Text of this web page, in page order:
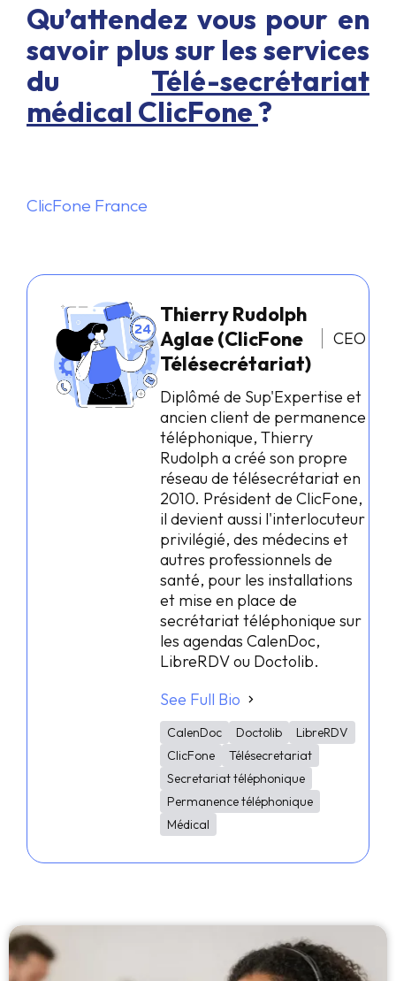
Qu’attendez vous pour en
savoir plus sur les services
du
Télé-secrétariat
médical ClicFone?
ClicFone France
Thierry Rudolph
Aglae (ClicFone
Télésecrétariat)
CEO
Diplômé de Sup'Expertise et
ancien client de permanence
téléphonique, Thierry
Rudolph a créé son propre
réseau de télésecrétariat en
2010. Président de ClicFone,
il devient aussi l'interlocuteur
privilégié, des médecins et
autres professionnels de
santé, pour les installations
et mise en place de
secrétariat téléphonique sur
les agendas CalenDoc,
LibreRDV ou Doctolib.
See Full Bio
CalenDoc Doctolib
LibreRDV
ClicFone
Télésecretariat
Secretariat téléphonique
Permanence téléphonique
Médical